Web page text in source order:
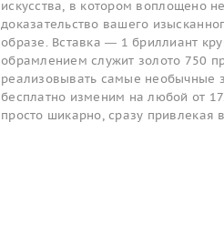
искусства, в котором воплощено
доказательство вашего
образе. Вставка — 1 бриллиант
обрамлением служит золото 750
реализовывать самые необычные
бесплатно изменим на любой от
просто шикарно, сразу